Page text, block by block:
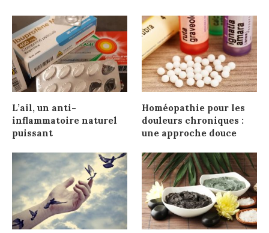
L’ail, un anti-
inflammatoire naturel
puissant
Homéopathie pour les
douleurs chroniques :
une approche douce